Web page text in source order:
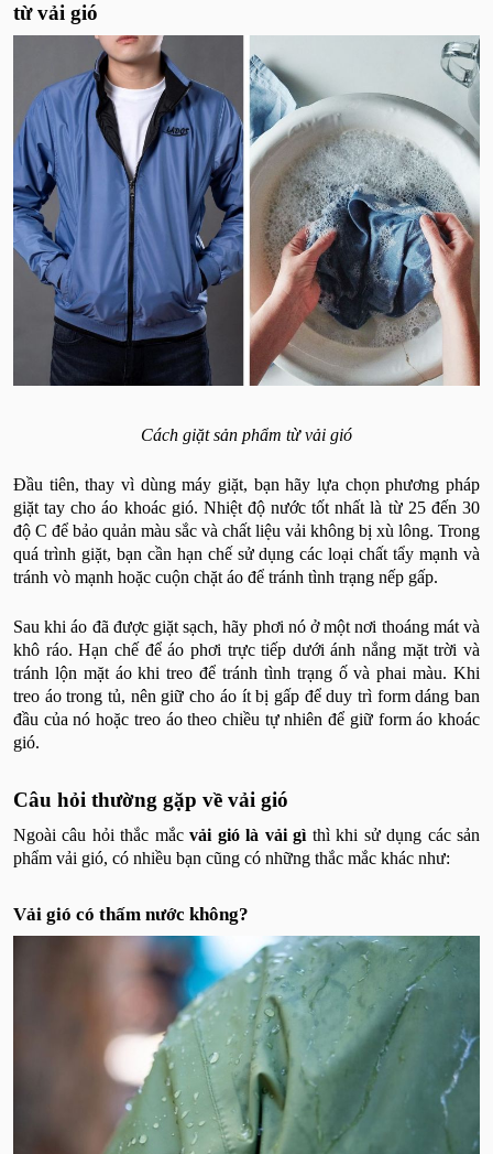
từ vải gió
Cách giặt sản phẩm từ vải gió
Đầu tiên, thay vì dùng máy giặt, bạn hãy lựa chọn phương pháp
giặt tay cho áo khoác gió. Nhiệt độ nước tốt nhất là từ 25 đến 30
độ C để bảo quản màu sắc và chất liệu vải không bị xù lông. Trong
quá trình giặt, bạn cần hạn chế sử dụng các loại chất tẩy mạnh và
tránh vò mạnh hoặc cuộn chặt áo để tránh tình trạng nếp gấp.
Sau khi áo đã được giặt sạch, hãy phơi nó ở một nơi thoáng mát và
khô ráo. Hạn chế để áo phơi trực tiếp dưới ánh nắng mặt trời và
tránh lộn mặt áo khi treo để tránh tình trạng ố và phai màu. Khi
treo áo trong tủ, nên giữ cho áo ít bị gấp để duy trì form dáng ban
đầu của nó hoặc treo áo theo chiều tự nhiên để giữ form áo khoác
gió.
Câu hỏi thường gặp về vải gió
Ngoài câu hỏi thắc mắcvải gió là vải gì thì khi sử dụng các sản
phẩm vải gió, có nhiều bạn cũng có những thắc mắc khác như:
Vải gió có thấm nước không?